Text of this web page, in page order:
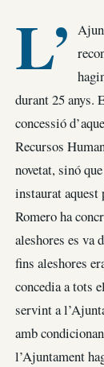
L’
durant 25 anys.
concessió
Recursos
novetat, sinó
instaurat aquest
Romero ha
aleshores es va
fins aleshores
concedia a tots
servint a
amb
l’Ajuntament